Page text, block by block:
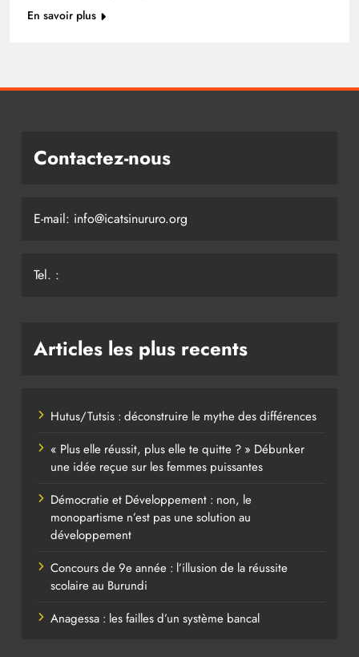
En savoir plus
Contactez-nous
E-mail: info@icatsinururo.org
Tel. :
Articles les plus recents
Hutus/Tutsis : déconstruire le mythe des différences
« Plus elle réussit, plus elle te quitte ? » Débunker
une idée reçue sur les femmes puissantes
Démocratie et Développement : non, le
monopartisme n’est pas une solution au
développement
Concours de 9e année : l’illusion de la réussite
scolaire au Burundi
Anagessa : les failles d’un système bancal